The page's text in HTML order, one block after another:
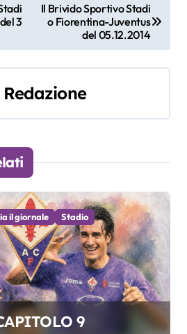
3
Il Brivido Sportivo Stadi
o Fiorentina-Juventus
del 05.12.2014
Redazione
il giornale Stadio
9